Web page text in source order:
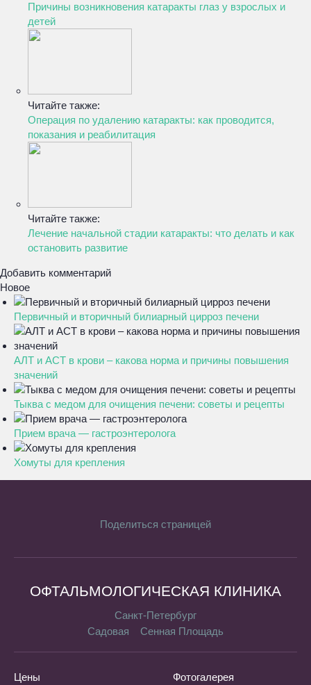
Причины возникновения катаракты глаз у взрослых и
детей
Читайте также:
Операция по удалению катаракты: как проводится,
показания и реабилитация
Читайте также:
Лечение начальной стадии катаракты: что делать и как
остановить развитие
Добавить комментарий
Новое
Первичный и вторичный билиарный цирроз печени
АЛТ и АСТ в крови – какова норма и причины повышения
значений
Тыква с медом для очищения печени: советы и рецепты
Прием врача — гастроэнтеролога
Хомуты для крепления
Поделиться страницей
ОФТАЛЬМОЛОГИЧЕСКАЯ КЛИНИКА
Санкт-Петербург
Садовая
Сенная Площадь
Цены Фотогалерея